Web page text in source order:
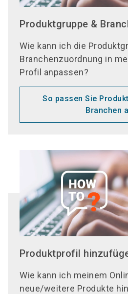
Produktgruppe &
Wie kann ich die
Branchenzuordnung in
Profil anpassen?
So passen Sie
Branchen
Produktprofil
Wie kann ich meinem
neue/weitere Produkte